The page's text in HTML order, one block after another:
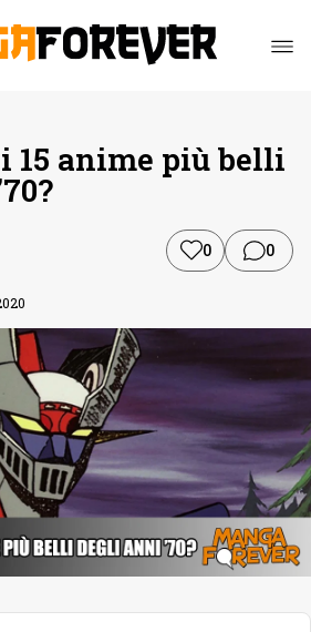
15 anime più belli
0 0